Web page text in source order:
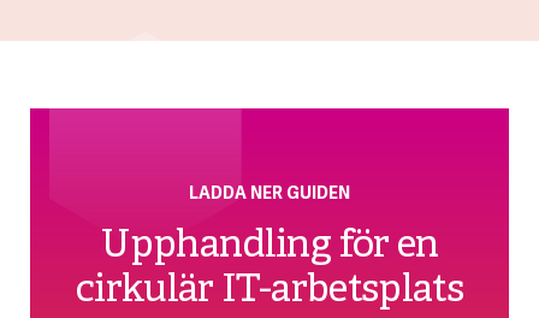
LADDA NER GUIDEN
Upphandling för en
cirkulär IT-arbetsplats